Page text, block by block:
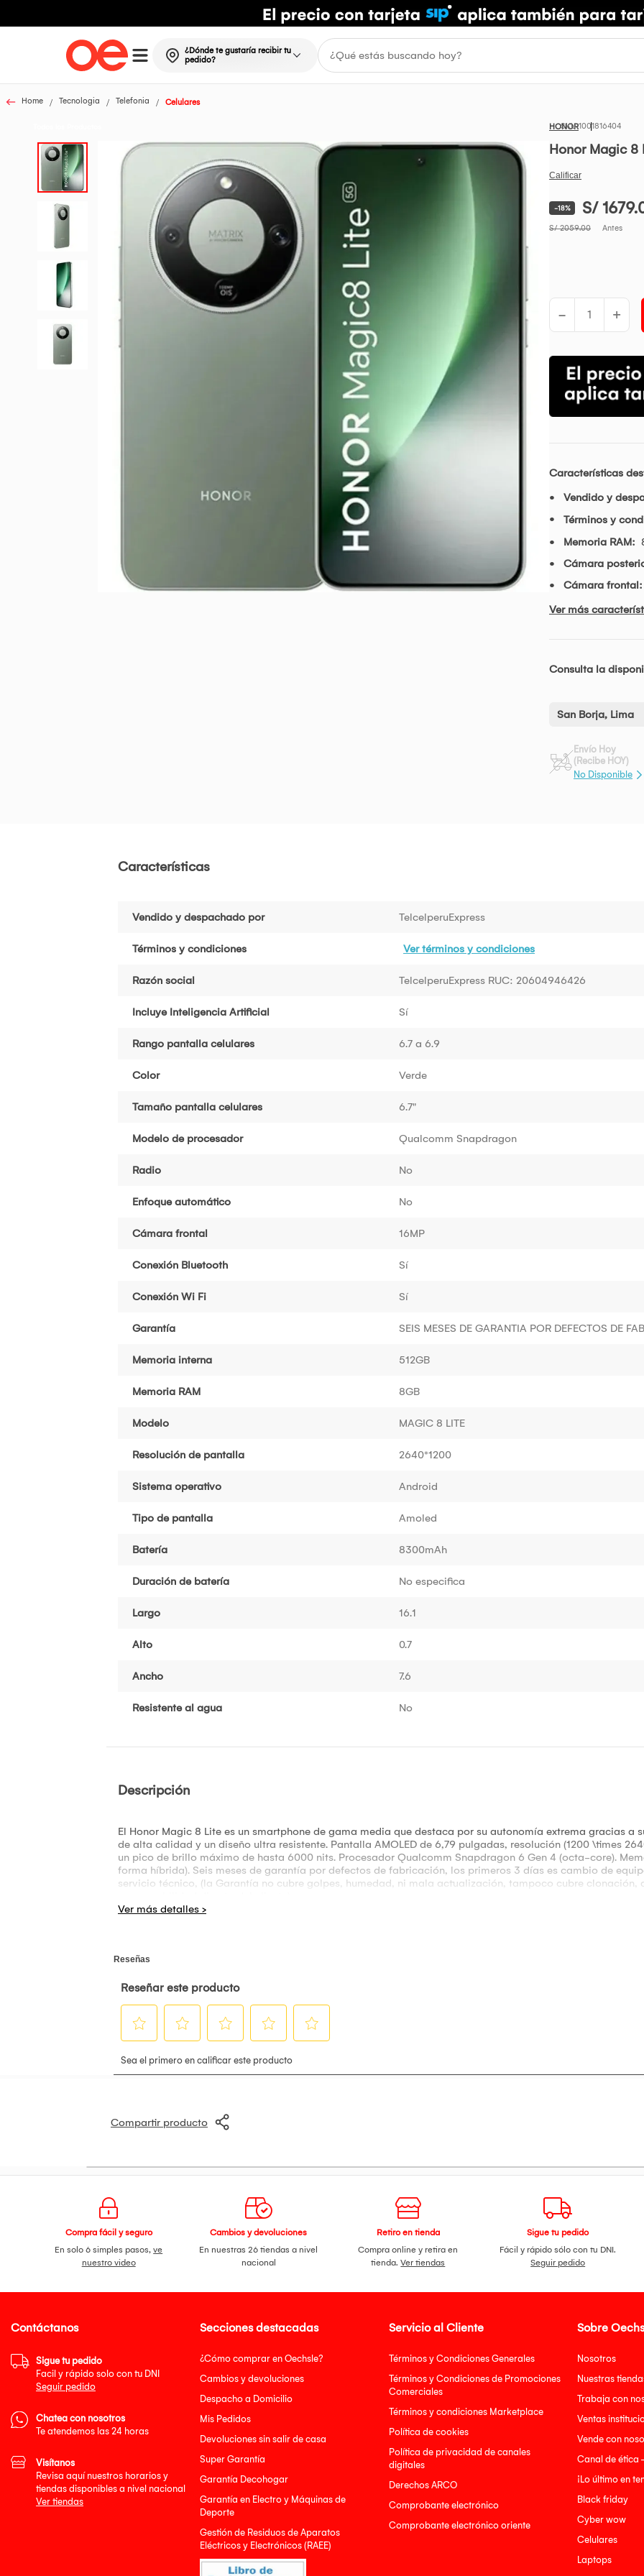
¿Dónde te gustaría recibir tu
pedido?
Home Tecnologia Telefonia Celulares
HONOR1001816404
Honor Magic 8
-18% S/
S/ 2059.00 Antes
- +
Características
Vendido y
Términos y
Memoria RAM:
Cámara
Cámara frontal:
Ver más
Consulta la
San Borja, Lima
Envío Hoy
(Recibe HOY)
No Disponible
Características
Vendido y despachado por TelcelperuExpress
Términos y condiciones Ver términos y condiciones
Razón social TelcelperuExpress RUC: 20604946426
Incluye Inteligencia Artificial Sí
Rango pantalla celulares 6.7 a 6.9
Color Verde
Tamaño pantalla celulares 6.7"
Modelo de procesador Qualcomm Snapdragon
Radio No
Enfoque automático No
Cámara frontal 16MP
Conexión Bluetooth Sí
Conexión Wi Fi Sí
Garantía SEIS MESES DE GARANTIA POR DEFECTOS DE
Memoria interna 512GB
Memoria RAM 8GB
Modelo MAGIC 8 LITE
Resolución de pantalla 2640*1200
Sistema operativo Android
Tipo de pantalla Amoled
Batería 8300mAh
Duración de batería No especifica
Largo 16.1
Alto 0.7
Ancho 7.6
Resistente al agua No
Descripción
El Honor Magic 8 Lite es un smartphone de gama media que destaca por su autonomía extrema gracias a
de alta calidad y un diseño ultra resistente. Pantalla AMOLED de 6,79 pulgadas, resolución (1200 \times
un pico de brillo máximo de hasta 6000 nits. Procesador Qualcomm Snapdragon 6 Gen 4 (octa-core).
forma híbrida). Seis meses de garantía por defectos de fabricación, los primeros 3 días es cambio de
servicio técnico, (la Garantía no cubre golpes, humedad, ni mala actualización, tampoco cubre clonación,
Compartir producto
Compra fácil y seguro
En solo 6 simples pasos,ve
nuestro video
Cambios y devoluciones
En nuestras 26 tiendas a nivel
nacional
Retiro en tienda
Compra online y retira en
tienda.Ver tiendas
Sigue tu pedido
Fácil y rápido sólo con tu DNI.
Seguir pedido
Secciones destacadas
¿Cómo comprar en Oechsle?
Cambios y devoluciones
Despacho a Domicilio
Mis Pedidos
Devoluciones sin salir de casa
Super Garantía
Garantía Decohogar
Garantía en Electro y Máquinas de
Deporte
Gestión de Residuos de Aparatos
Eléctricos y Electrónicos (RAEE)
Servicio al Cliente
Términos y Condiciones Generales
Términos y Condiciones de Promociones
Comerciales
Términos y condiciones Marketplace
Política de cookies
Política de privacidad de canales
digitales
Derechos ARCO
Comprobante electrónico
Comprobante electrónico oriente
Sobre
Nosotros
Nuestras
Trabaja con
Ventas
Vende con
Canal de ética
¡Lo último en
Black friday
Cyber wow
Celulares
Laptops
Contáctanos
Sigue tu pedido
Facil y rápido solo con tu DNI
Seguir pedido
Chatea con nosotros
Te atendemos las 24 horas
Visítanos
Revisa aquí nuestros horarios y
tiendas disponibles a nivel nacional
Ver tiendas